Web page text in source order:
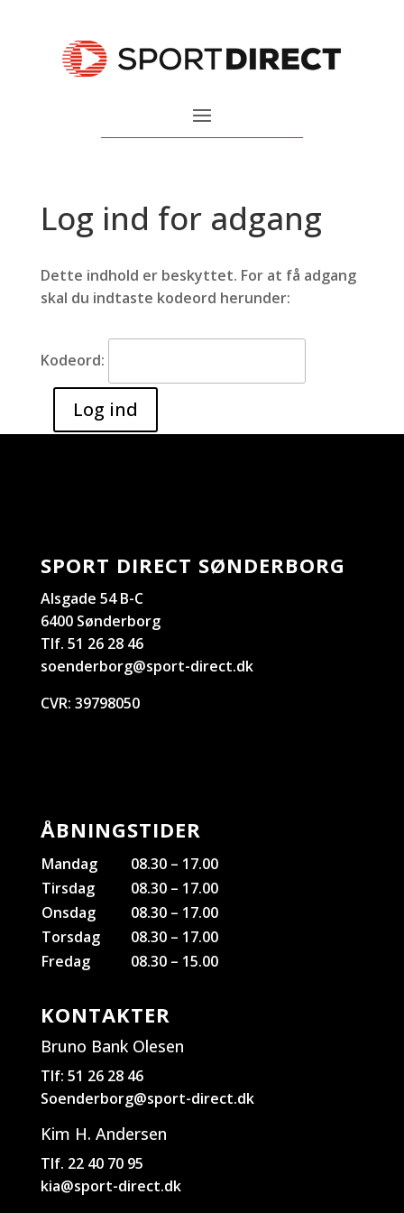
Log ind for adgang
Dette indhold er beskyttet. For at få adgang
skal du indtaste kodeord herunder:
Kodeord:
SPORT DIRECT SØNDERBORG
Alsgade 54 B-C
6400 Sønderborg
Tlf. 51 26 28 46
soenderborg@sport-direct.dk
CVR: 39798050
ÅBNINGSTIDER
Mandag
08.30 – 17.00
Tirsdag
08.30 – 17.00
Onsdag
08.30 – 17.00
Torsdag
08.30 – 17.00
Fredag
08.30 – 15.00
KONTAKTER
Bruno Bank Olesen
Tlf: 51 26 28 46
Soenderborg@sport-direct.dk
Kim H. Andersen
Tlf. 22 40 70 95
kia@sport-direct.dk